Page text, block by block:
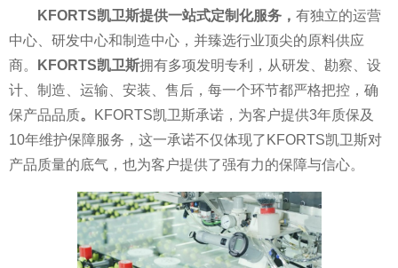
KFORTS凯卫斯提供一站式定制化服务， 有独立的运营
中心、研发中心和制造中心，并臻选行业顶尖的原料供应
商。
KFORTS凯卫斯拥有多项发明专利，从研发、勘察、设
计、制造、运输、安装、售后，每一个环节都严格把控，确
保产品品质。
KFORTS凯卫斯承诺，为客户提供3年质保及
10年维护保障服务，这一承诺不仅体现了KFORTS凯卫斯对
产品质量的底气，也为客户提供了强有力的保障与信心。